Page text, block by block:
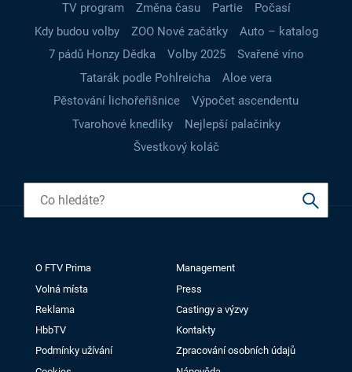
TV program
Změna času Partie
Počasí
Kdy budou volby
ZOO Nové začátky
Auto – katalog
7 pádů Honzy Dědka
Volby 2025
Svařené víno
Tatarák podle Pohlreicha
Aloe vera
Pěstování lichořeřišnice
Výpočet ascendentu
Tvarohové knedlíky
Nejlepší palačinky
Švestkový koláč
O FTV Prima
Management
Volná místa
Press
Reklama
Castingy a výzvy
HbbTV
Kontakty
Podmínky užívání
Zpracování osobních údajů